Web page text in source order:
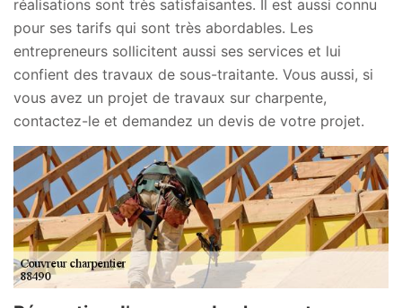
réalisations sont très satisfaisantes. Il est aussi connu
pour ses tarifs qui sont très abordables. Les
entrepreneurs sollicitent aussi ses services et lui
confient des travaux de sous-traitante. Vous aussi, si
vous avez un projet de travaux sur charpente,
contactez-le et demandez un devis de votre projet.